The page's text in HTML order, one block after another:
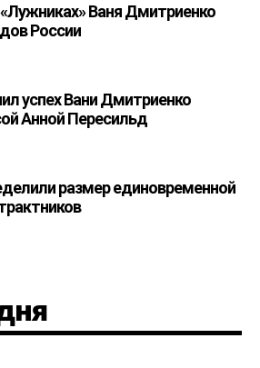
Ваня Дмитриенко
России
успех Вани Дмитриенко
Анной Пересильд
размер единовременной